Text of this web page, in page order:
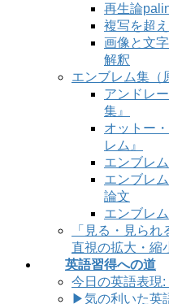
再生論
複写を超
画像と文
解釈
エンブレム集（
アンドレ
集』
オットー
レム』
エンブレ
エンブレ
論文
エンブレ
「見る・見ら
直視の拡大・縮
英語習得への道
今日の英語表現
▶気の利いた英